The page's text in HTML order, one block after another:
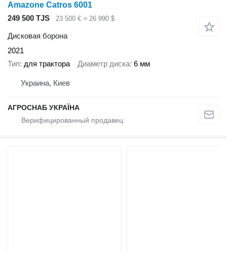
Amazone Catros 6001
249 500 TJS
23 500 € ≈ 26 990 $
Дисковая борона
2021
Тип для трактора Диаметр диска 6 мм
Украина, Киев
АГРОСНАБ УКРАЇНА